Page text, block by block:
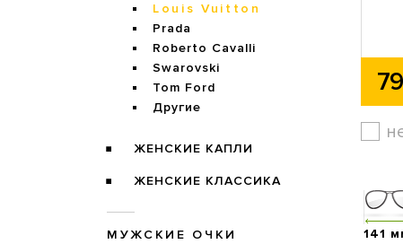
Louis Vuitton
Prada
Roberto Cavalli
Swarovski
Tom Ford
Другие
ЖЕНСКИЕ КАПЛИ
ЖЕНСКИЕ КЛАССИКА
МУЖСКИЕ ОЧКИ 141